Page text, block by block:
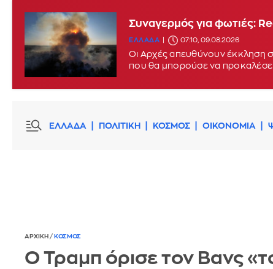
Συναγερμός για φωτιές:
ΕΛΛΑΔΑ 07:10, 09.08.2026
Οι Αρχές απευθύνουν έκκληση
που θα μπορούσε να
ΕΛΛΑΔΑ ΠΟΛΙΤΙΚΗ ΚΟΣΜΟΣ ΟΙΚΟΝΟΜΙΑ
ΑΡΧΙΚΗ / ΚΟΣΜΟΣ
Ο Τραμπ όρισε τον Βανς